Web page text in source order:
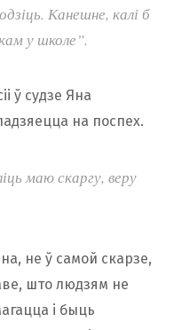
Канешне, калі б
у школе”.
ў судзе Яна
на поспех.
маю скаргу, веру
не ў самой скарзе,
што людзям не
і быць